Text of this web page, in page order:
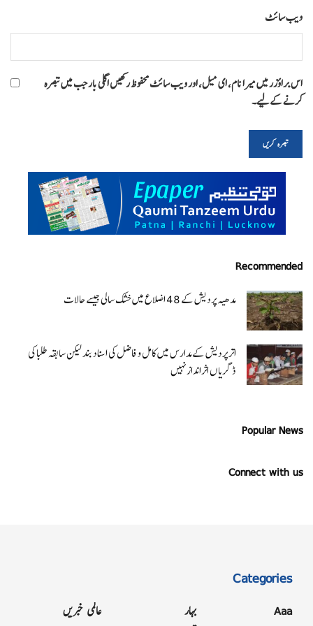
ویب‌ سائٹ
اس براؤزر میں میرا نام، ای میل، اور ویب سائٹ محفوظ رکھیں اگلی بار جب میں تبصرہ
کرنے کےلیے۔
Recommended
مدھیہ پردیش کے 48 اضلاع میں خشک سالی جیسے حالات
اتر پردیش کےمدارس میں کامل و فاضل کی اسناد بند لیکن سابقہ طلبا کی
ڈگریا ں اثرانداز نہیں
Popular News
Connect with us
Categories
Aaa بہار عالمی خبریں